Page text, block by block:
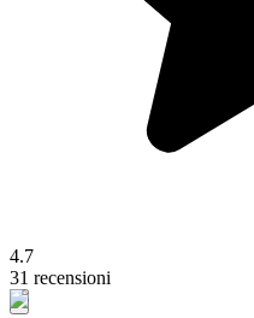
4.7
31 recensioni